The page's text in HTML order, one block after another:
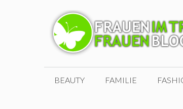
BEAUTY FAMILIE